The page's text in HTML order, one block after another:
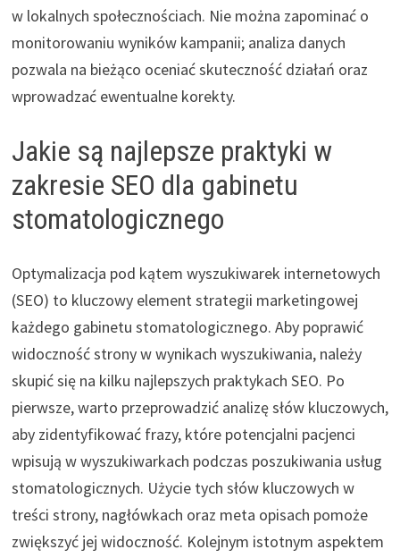
w lokalnych społecznościach. Nie można zapominać o
monitorowaniu wyników kampanii; analiza danych
pozwala na bieżąco oceniać skuteczność działań oraz
wprowadzać ewentualne korekty.
Jakie są najlepsze praktyki w
zakresie SEO dla gabinetu
stomatologicznego
Optymalizacja pod kątem wyszukiwarek internetowych
(SEO) to kluczowy element strategii marketingowej
każdego gabinetu stomatologicznego. Aby poprawić
widoczność strony w wynikach wyszukiwania, należy
skupić się na kilku najlepszych praktykach SEO. Po
pierwsze, warto przeprowadzić analizę słów kluczowych,
aby zidentyfikować frazy, które potencjalni pacjenci
wpisują w wyszukiwarkach podczas poszukiwania usług
stomatologicznych. Użycie tych słów kluczowych w
treści strony, nagłówkach oraz meta opisach pomoże
zwiększyć jej widoczność. Kolejnym istotnym aspektem